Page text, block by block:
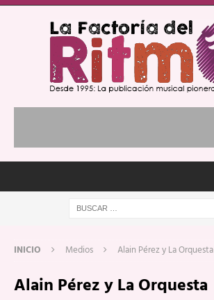
INICIO Medios Alain Pérez y La Orquesta
Alain Pérez y La Orquesta